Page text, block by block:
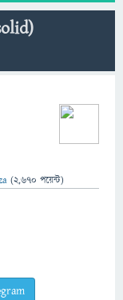
(2,670 পয়েন্ট)